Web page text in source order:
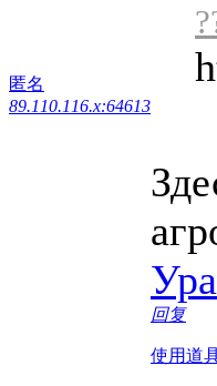
匿名
89.110.116.x:64613
回复
使用道